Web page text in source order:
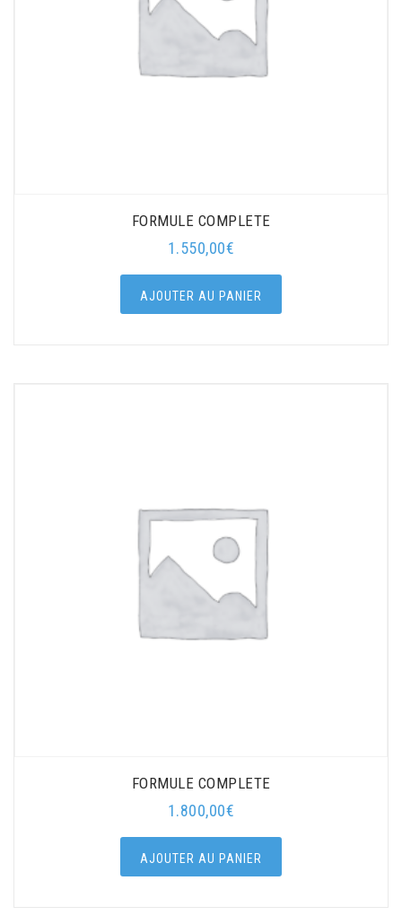
FORMULE COMPLETE
1.550,00€
AJOUTER AU PANIER
FORMULE COMPLETE
1.800,00€
AJOUTER AU PANIER